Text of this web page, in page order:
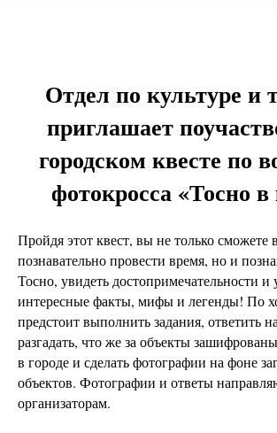
Отдел по культуре и
приглашает
городском квесте по
фотокросса «Тосно в
Пройдя этот квест, вы не только сможете
познавательно провести время, но и
Тосно, увидеть достопримечательности и
интересные факты, мифы и легенды! По
предстоит выполнить задания, ответить
разгадать, что же за объекты
в городе и сделать фотографии на фоне
объектов. Фотографии и ответы
организаторам.